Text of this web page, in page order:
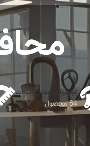
تجهیزات امداد و نجات
84 محصول